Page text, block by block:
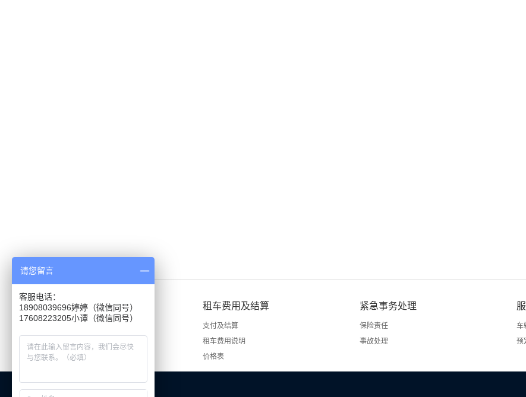
租车说明
租车流程
租车费用及结算
支付及结算
租车费用说明
价格表
紧急事务处理
保险责任
事故处理
车
预
请您留言
客服电话：
18908039696婷婷（微信同号）